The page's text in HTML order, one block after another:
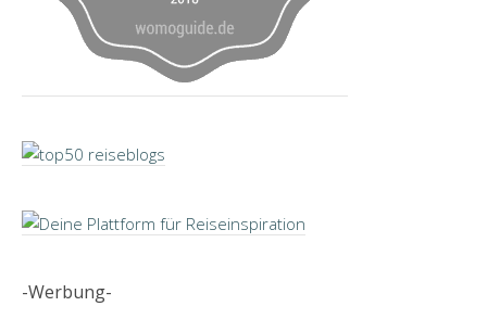
-Werbung-